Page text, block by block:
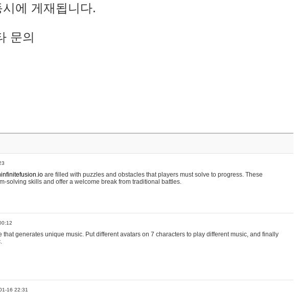
에 게재됩니다.
문의
are filled with puzzles and obstacles that players must solve to progress. These
solving skills and offer a welcome break from traditional battles.
that generates unique music. Put different avatars on 7 characters to play different music, and finally
16 22:31